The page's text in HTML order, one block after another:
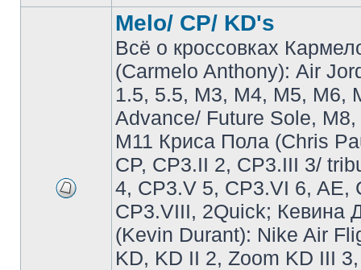
Melo/ CP/ KD's
Всё о кроссовках
(Carmelo Anthony): Air
1.5, 5.5, M3, M4, M5, M6,
Advance/ Future Sole,
M11 Криса Пола (Chris
CP, CP3.II 2, CP3.III 3/
4, CP3.V 5, CP3.VI 6, AE,
CP3.VIII, 2Quick; Кевина
(Kevin Durant): Nike Air
KD, KD II 2, Zoom KD III